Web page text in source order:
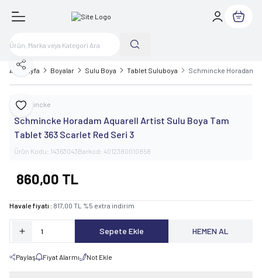
Sepetim
Ana Sayfa Boyalar Sulu Boya Tablet Suluboya Schmincke Horadam
Favoriye Ekle
Paylaş
Schmincke
Schmincke Horadam Aquarell Artist Sulu Boya Tam
Tablet 363 Scarlet Red Seri 3
Ürün Kodu: 14363043Barkod: 4012380010858
860,00 TL
Havale fiyatı : 817,00 TL %5 extra indirim
Sepete Ekle HEMEN AL
Paylaş Fiyat Alarmı Not Ekle